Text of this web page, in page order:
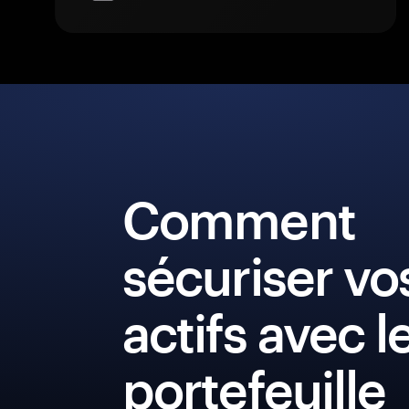
Comment
sécuriser
actifs avec
portefeuille